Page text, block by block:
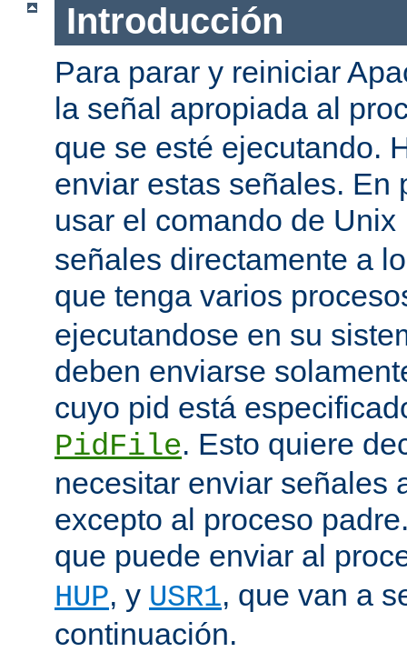
Introducción
Para parar y reiniciar
la señal apropiada al
que se esté ejecutando.
enviar estas señales. En
usar el comando de Unix
señales directamente a
que tenga varios
ejecutandose en su
deben enviarse
cuyo pid está
PidFile. Esto quiere
necesitar enviar señales
excepto al proceso
que puede enviar al
HUP, y USR1, que van a
continuación.